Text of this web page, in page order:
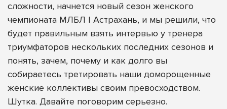
сложности, начнется новый сезон женского
чемпионата МЛБЛ | Астрахань, и мы решили, что
будет правильным взять интервью у тренера
триумфаторов нескольких последних сезонов и
понять, зачем, почему и как долго вы
собираетесь третировать наши доморощенные
женские коллективы своим превосходством.
Шутка. Давайте поговорим серьезно.